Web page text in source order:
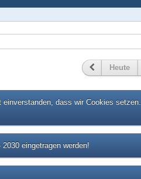
Heute
dass wir Cookies setzen.
eingetragen werden!